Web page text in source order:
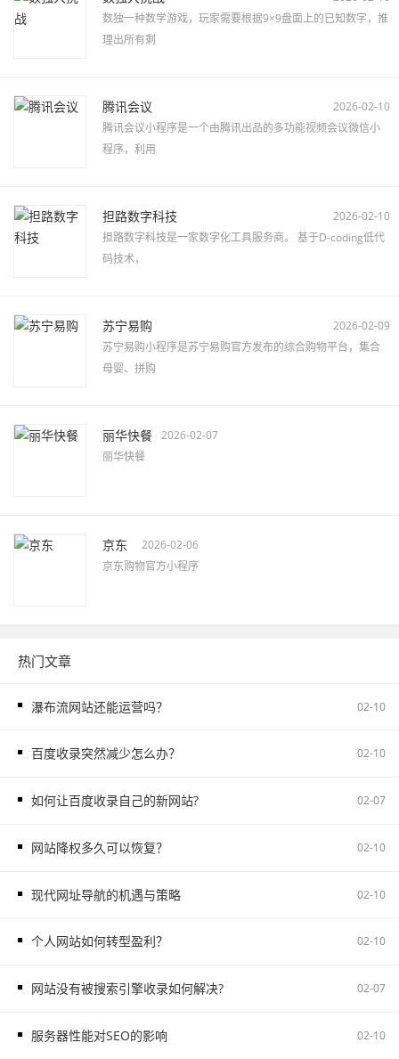
数独一种数学游戏，玩家需要根据9×9盘面上的已知数字，推
理出所有剩
腾讯会议
2026-02-10
腾讯会议小程序是一个由腾讯出品的多功能视频会议微信小
程序，利用
担路数字科技
2026-02-10
担路数字科技是一家数字化工具服务商。 基于D-coding低代
码技术，
苏宁易购
2026-02-09
苏宁易购小程序是苏宁易购官方发布的综合购物平台，集合
母婴、拼购
丽华快餐 2026-02-07
丽华快餐
京东
2026-02-06
京东购物官方小程序
热门文章
瀑布流网站还能运营吗？ 02-10
百度收录突然减少怎么办？ 02-10
如何让百度收录自己的新网站? 02-07
网站降权多久可以恢复？ 02-10
现代网址导航的机遇与策略 02-10
个人网站如何转型盈利？ 02-10
网站没有被搜索引擎收录如何解决? 02-07
服务器性能对SEO的影响 02-10